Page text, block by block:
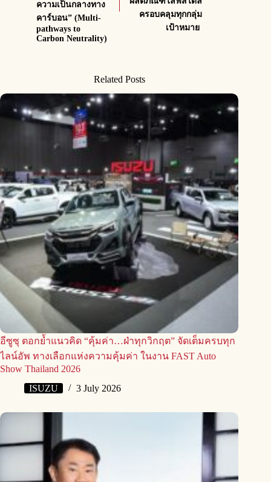
ความเป็นกลางทาง
คาร์บอน” (Multi-
pathways to
Carbon Neutrality)
ครอบคลุมทุกกลุ่ม
เป้าหมาย
Related Posts
อีซูซุ ตอกย้ำแนวคิด “คุ้มค่า…ฝ่าทุกวิกฤต” จัดเต็มครบทุก
ไลน์อัพ ทางเลือกแห่งความคุ้มค่า ในงาน FAST Auto
Show Thailand 2026
ISUZU
3 July 2026